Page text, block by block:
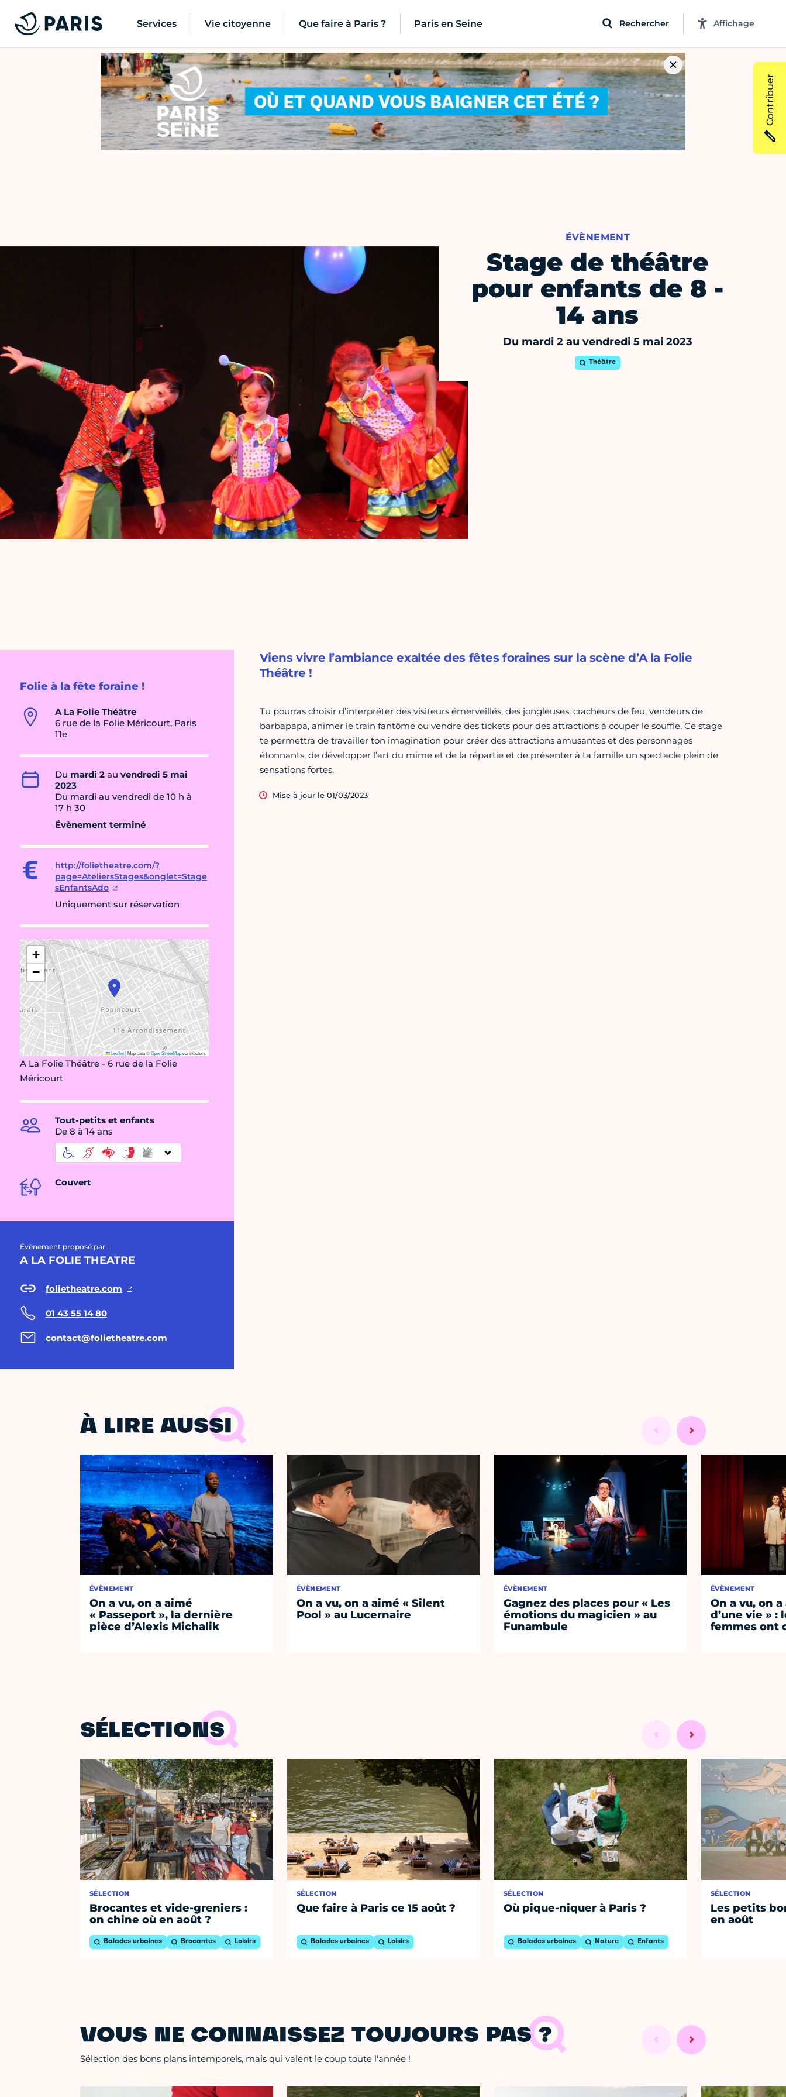
Services Vie citoyenne Que faire à Paris ? Paris en Seine Rechercher Affichage
ÉVÈNEMENT
Stage de théâtre
pour enfants de 8 -
14 ans
Du mardi 2 au vendredi 5 mai 2023
Théâtre
Folie à la fête foraine !
A La Folie Théâtre
6 rue de la Folie Méricourt, Paris
11e
Du mardi 2 au vendredi 5 mai
2023
Du mardi au vendredi de 10 h à
17 h 30
Évènement terminé
http://folietheatre.com/?
page=AteliersStages&onglet=Stage
sEnfantsAdo
Uniquement sur réservation
+
−
Leaflet|Map data ©OpenStreetMapcontributors
A La Folie Théâtre - 6 rue de la Folie
Méricourt
Tout-petits et enfants
De 8 à 14 ans
Couvert
Évènement proposé par :
A LA FOLIE THEATRE
folietheatre.com
01 43 55 14 80
contact@folietheatre.com
Viens vivre l’ambiance exaltée des fêtes foraines sur la scène d’A la Folie
Théâtre !
Tu pourras choisir d’interpréter des visiteurs émerveillés, des jongleuses, cracheurs de feu, vendeurs de
barbapapa, animer le train fantôme ou vendre des tickets pour des attractions à couper le souffle. Ce stage
te permettra de travailler ton imagination pour créer des attractions amusantes et des personnages
étonnants, de développer l’art du mime et de la répartie et de présenter à ta famille un spectacle plein de
sensations fortes.
Mise à jour le 01/03/2023
À LIRE AUSSI
ÉVÈNEMENT
On a vu, on a aimé
« Passeport », la dernière
pièce d’Alexis Michalik
ÉVÈNEMENT
On a vu, on a aimé « Silent
Pool » au Lucernaire
ÉVÈNEMENT
Gagnez des places pour « Les
émotions du magicien » au
Funambule
ÉVÈNEMENT
On a vu, on
d’une vie » :
femmes ont
SÉLECTIONS
SÉLECTION
Brocantes et vide-greniers :
on chine où en août ?
Balades urbaines Brocantes Loisirs
SÉLECTION
Que faire à Paris ce 15 août ?
Balades urbaines Loisirs
SÉLECTION
Où pique-niquer à Paris ?
Balades urbaines Nature Enfants
SÉLECTION
Les petits
en août
VOUS NE CONNAISSEZ TOUJOURS PAS ?
Sélection des bons plans intemporels, mais qui valent le coup toute l'année !
Contribuer